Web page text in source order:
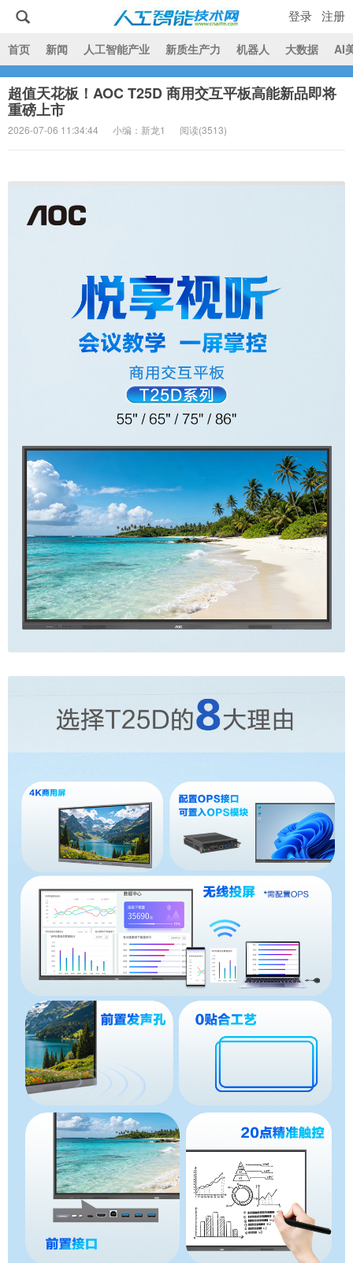
人工智能技术网
首页 新闻 人工智能产业 新质生产力 机器人 大数据 AI
登录 注册
超值天花板！AOC T25D 商用交互平板高能新品即将
重磅上市
2026-07-06 11:34:44 小编：新龙1 阅读(3513)